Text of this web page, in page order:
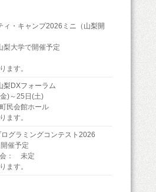
ィ・キャンプ2026ミニ（山梨開
大学で開催予定
ます。
梨DXフォーラム
)～25日(土)
民会館ホール
ます。
グラミングコンテスト2026
催予定
会： 未定
ます。